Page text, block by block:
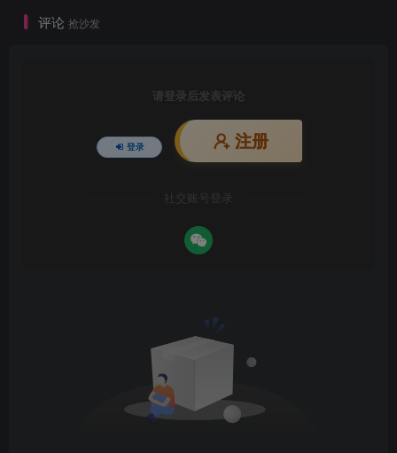
评论 抢沙发
请登录后发表评论
登录 注册
社交账号登录